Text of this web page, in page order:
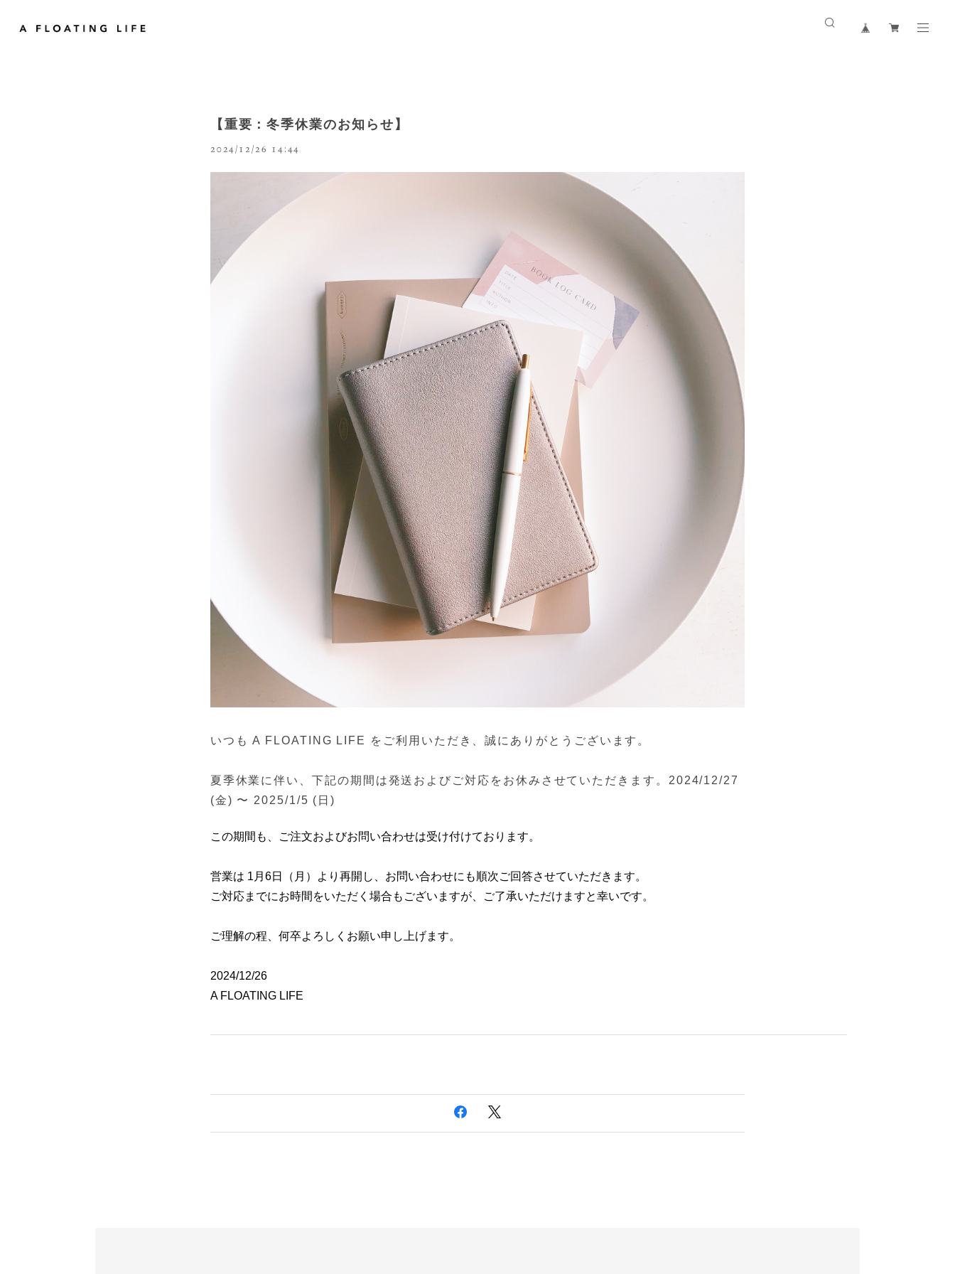
【重要：冬季休業のお知らせ】
2024/12/26 14:44
いつも A FLOATING LIFE をご利用いただき、誠にありがとうございます。
夏季休業に伴い、下記の期間は発送およびご対応をお休みさせていただきます。2024/12/27
(金) 〜 2025/1/5 (日)
この期間も、ご注文およびお問い合わせは受け付けております。
営業は 1月6日（月）より再開し、お問い合わせにも順次ご回答させていただきます。
ご対応までにお時間をいただく場合もございますが、ご了承いただけますと幸いです。
ご理解の程、何卒よろしくお願い申し上げます。
2024/12/26
A FLOATING LIFE